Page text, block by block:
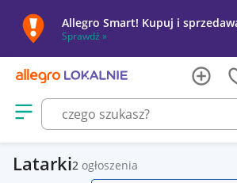
Allegro Smart! Kupuj i
Sprawdź »
Otwórz menu z kategoriami
Latarki2 ogłoszenia